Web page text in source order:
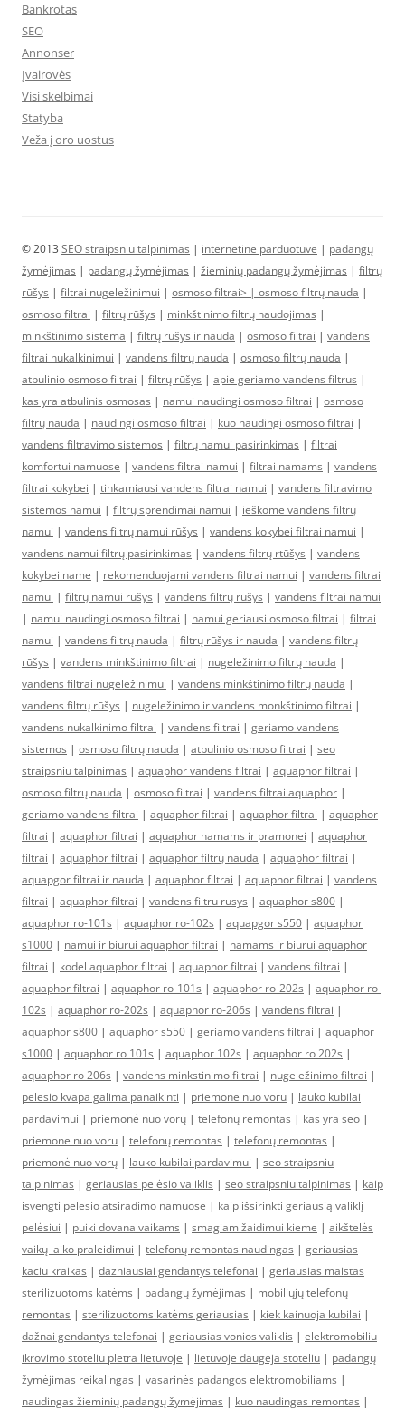
Bankrotas
SEO
Annonser
Įvairovės
Visi skelbimai
Statyba
Veža į oro uostus
© 2013 SEO straipsniu talpinimas | internetine parduotuve | padangų
žymėjimas | padangų žymėjimas | žieminių padangų žymėjimas | filtrų
rūšys | filtrai nugeležinimui | osmoso filtrai> | osmoso filtrų nauda |
osmoso filtrai | filtrų rūšys | minkštinimo filtrų naudojimas |
minkštinimo sistema | filtrų rūšys ir nauda | osmoso filtrai | vandens
filtrai nukalkinimui | vandens filtrų nauda | osmoso filtrų nauda |
atbulinio osmoso filtrai | filtrų rūšys | apie geriamo vandens filtrus |
kas yra atbulinis osmosas | namui naudingi osmoso filtrai | osmoso
filtrų nauda | naudingi osmoso filtrai | kuo naudingi osmoso filtrai |
vandens filtravimo sistemos | filtrų namui pasirinkimas | filtrai
komfortui namuose | vandens filtrai namui | filtrai namams | vandens
filtrai kokybei | tinkamiausi vandens filtrai namui | vandens filtravimo
sistemos namui | filtrų sprendimai namui | ieškome vandens filtrų
namui | vandens filtrų namui rūšys | vandens kokybei filtrai namui |
vandens namui filtrų pasirinkimas | vandens filtrų rtūšys | vandens
kokybei name | rekomenduojami vandens filtrai namui | vandens filtrai
namui | filtrų namui rūšys | vandens filtrų rūšys | vandens filtrai namui
| namui naudingi osmoso filtrai | namui geriausi osmoso filtrai | filtrai
namui | vandens filtrų nauda | filtrų rūšys ir nauda | vandens filtrų
rūšys | vandens minkštinimo filtrai | nugeležinimo filtrų nauda |
vandens filtrai nugeležinimui | vandens minkštinimo filtrų nauda |
vandens filtrų rūšys | nugeležinimo ir vandens monkštinimo filtrai |
vandens nukalkinimo filtrai | vandens filtrai | geriamo vandens
sistemos | osmoso filtrų nauda | atbulinio osmoso filtrai | seo
straipsniu talpinimas | aquaphor vandens filtrai | aquaphor filtrai |
osmoso filtrų nauda | osmoso filtrai | vandens filtrai aquaphor |
geriamo vandens filtrai | aquaphor filtrai | aquaphor filtrai | aquaphor
filtrai | aquaphor filtrai | aquaphor namams ir pramonei | aquaphor
filtrai | aquaphor filtrai | aquaphor filtrų nauda | aquaphor filtrai |
aquapgor filtrai ir nauda | aquaphor filtrai | aquaphor filtrai | vandens
filtrai | aquaphor filtrai | vandens filtru rusys | aquaphor s800 |
aquaphor ro-101s | aquaphor ro-102s | aquapgor s550 | aquaphor
s1000 | namui ir biurui aquaphor filtrai | namams ir biurui aquaphor
filtrai | kodel aquaphor filtrai | aquaphor filtrai | vandens filtrai |
aquaphor filtrai | aquaphor ro-101s | aquaphor ro-202s | aquaphor ro-
102s | aquaphor ro-202s | aquaphor ro-206s | vandens filtrai |
aquaphor s800 | aquaphor s550 | geriamo vandens filtrai | aquaphor
s1000 | aquaphor ro 101s | aquaphor 102s | aquaphor ro 202s |
aquaphor ro 206s | vandens minkstinimo filtrai | nugeležinimo filtrai |
pelesio kvapa galima panaikinti | priemone nuo voru | lauko kubilai
pardavimui | priemonė nuo vorų | telefonų remontas | kas yra seo |
priemone nuo voru | telefonų remontas | telefonų remontas |
priemonė nuo vorų | lauko kubilai pardavimui | seo straipsniu
talpinimas | geriausias pelėsio valiklis | seo straipsniu talpinimas | kaip
isvengti pelesio atsiradimo namuose | kaip išsirinkti geriausią valiklį
pelėsiui | puiki dovana vaikams | smagiam žaidimui kieme | aikštelės
vaikų laiko praleidimui | telefonų remontas naudingas | geriausias
kaciu kraikas | dazniausiai gendantys telefonai | geriausias maistas
sterilizuotoms katėms | padangų žymėjimas | mobiliųjų telefonų
remontas | sterilizuotoms katėms geriausias | kiek kainuoja kubilai |
dažnai gendantys telefonai | geriausias vonios valiklis | elektromobiliu
ikrovimo stoteliu pletra lietuvoje | lietuvoje daugeja stoteliu | padangų
žymėjimas reikalingas | vasarinės padangos elektromobiliams |
naudingas žieminių padangų žymėjimas | kuo naudingas remontas |